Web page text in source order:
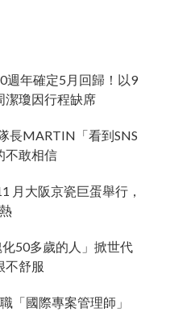
週年確定5月回歸！以9
潔瓊因行程缺席
長MARTIN「看到SNS
不敢相信
月大阪京瓷巨蛋舉行，
50多歲的人」掀世代
不舒服
「國際專案管理師」